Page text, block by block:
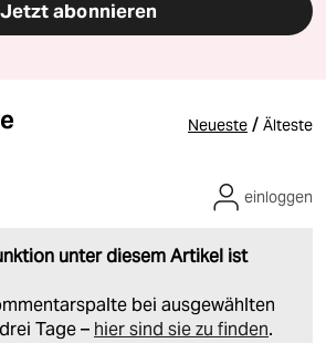
Jetzt abonnieren
Neueste / Älteste
unter diesem Artikel ist
bei ausgewählten
Tage – hier sind sie zu finden.
einloggen